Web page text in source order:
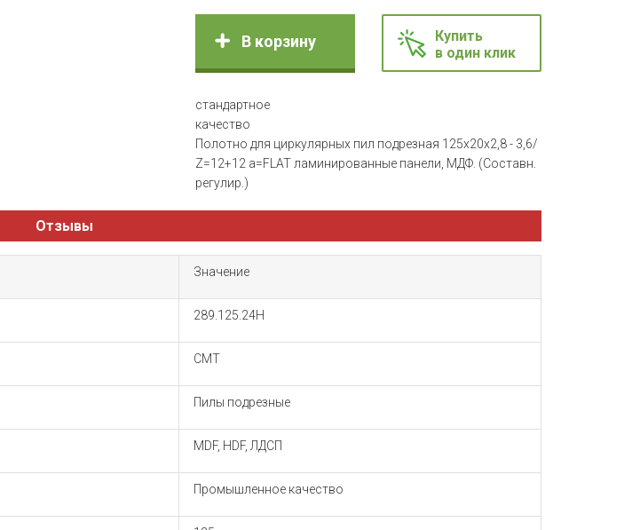
В корзину
Купить
в один клик
стандартное
качество
Полотно для циркулярных пил подрезная 125x20x2,8 - 3,6/
Z=12+12 a=FLAT ламинированные панели, МДФ. (Составн.
регулир.)
Отзывы
Значение
289.125.24H
CMT
Пилы подрезные
MDF, HDF, ЛДСП
Промышленное качество